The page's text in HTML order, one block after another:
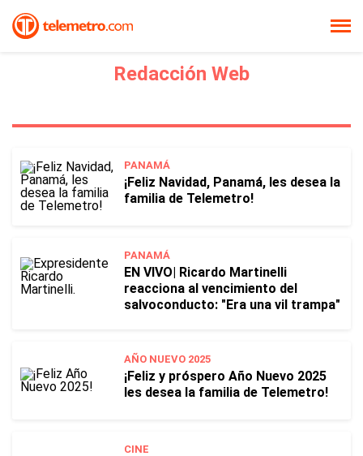
Redacción Web
PANAMÁ
¡Feliz Navidad, Panamá, les desea la
familia de Telemetro!
PANAMÁ
EN VIVO| Ricardo Martinelli
reacciona al vencimiento del
salvoconducto: "Era una vil trampa"
AÑO NUEVO 2025
¡Feliz y próspero Año Nuevo 2025
les desea la familia de Telemetro!
CINE